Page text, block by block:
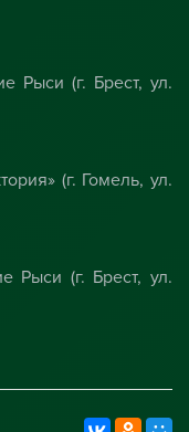
Рыси (г. Брест, ул.
(г. Гомель, ул.
Рыси (г. Брест, ул.